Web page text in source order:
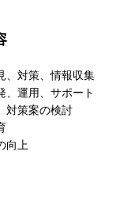
、対策、情報収集
、運用、サポート
対策案の検討
向上